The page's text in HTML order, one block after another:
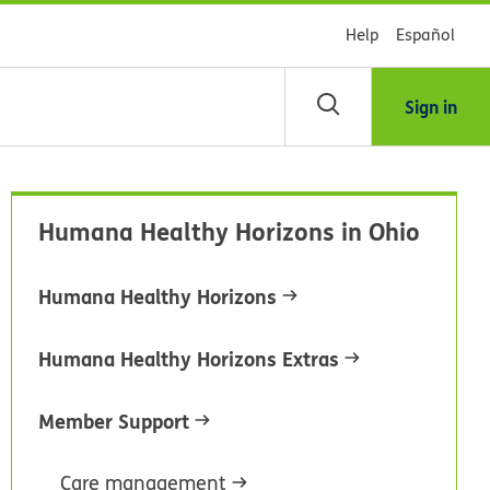
Help Español
Sign in
Humana Healthy Horizons in Ohio
Humana Healthy Horizons
Humana Healthy Horizons Extras
Member Support
Care management